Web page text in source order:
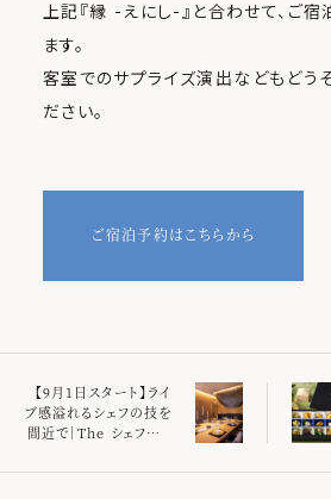
上記『縁 -えにし-』と合わせて、ご
ます。
客室でのサプライズ演出などもどう
ださい。
ご宿泊予約はこちらから
【9月1日スタート】ライ
ブ感溢れるシェフの技を
間近で｜The シェフズラ